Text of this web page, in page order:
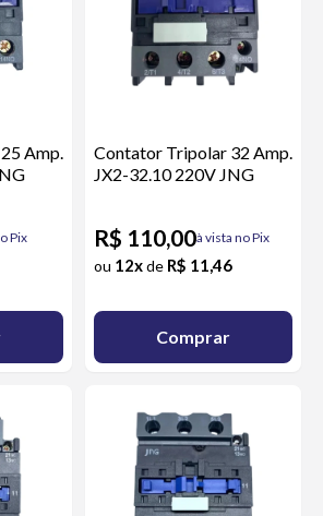
Amp.
Pix
Contator Tripolar 32 Amp.
JX2-32.10 220V JNG
R$ 110,00à vista no Pix
ou 12xde R$ 11,46
Comprar